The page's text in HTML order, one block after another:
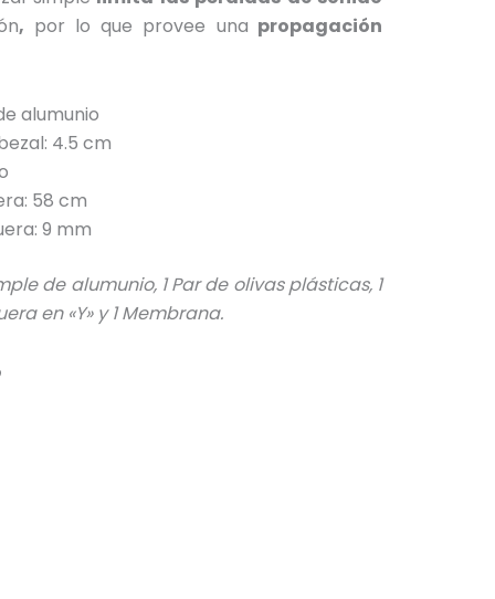
, por lo que provee una propagación
alumunio
4.5 cm
58 cm
9 mm
de alumunio, 1 Par de olivas plásticas, 1
en «Y» y 1 Membrana.